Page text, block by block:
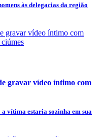
às delegacias da região
gravar vídeo íntimo com
vítima estaria sozinha em sua